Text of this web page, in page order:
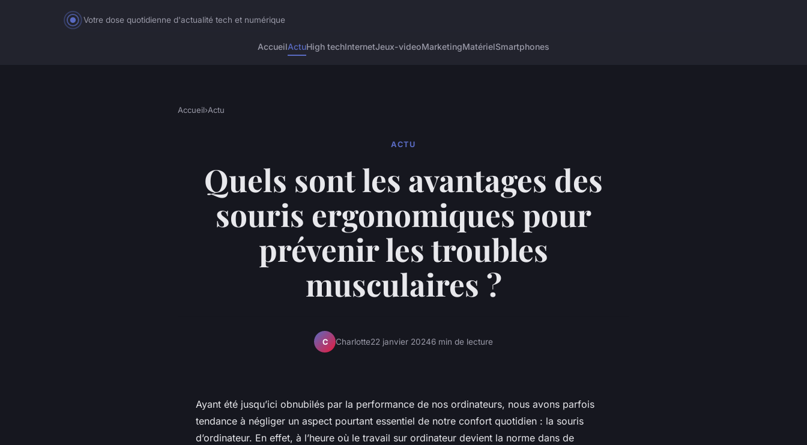
Votre dose quotidienne d'actualité tech et numérique
AccueilActuHigh techInternetJeux-videoMarketingMatérielSmartphones
Accueil›Actu
ACTU
Quels sont les avantages des
souris ergonomiques pour
prévenir les troubles
musculaires ?
C Charlotte22 janvier 20246 min de lecture
Ayant été jusqu’ici obnubilés par la performance de nos ordinateurs, nous avons parfois
tendance à négliger un aspect pourtant essentiel de notre confort quotidien : la souris
d’ordinateur. En effet, à l’heure où le travail sur ordinateur devient la norme dans de